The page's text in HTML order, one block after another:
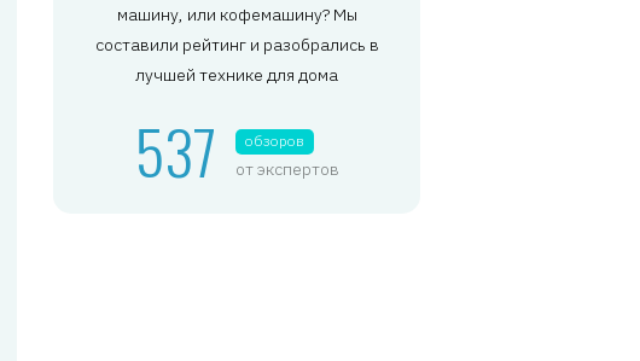
машину, или кофемашину? Мы
составили рейтинг и разобрались в
лучшей технике для дома
537 обзоров
от экспертов